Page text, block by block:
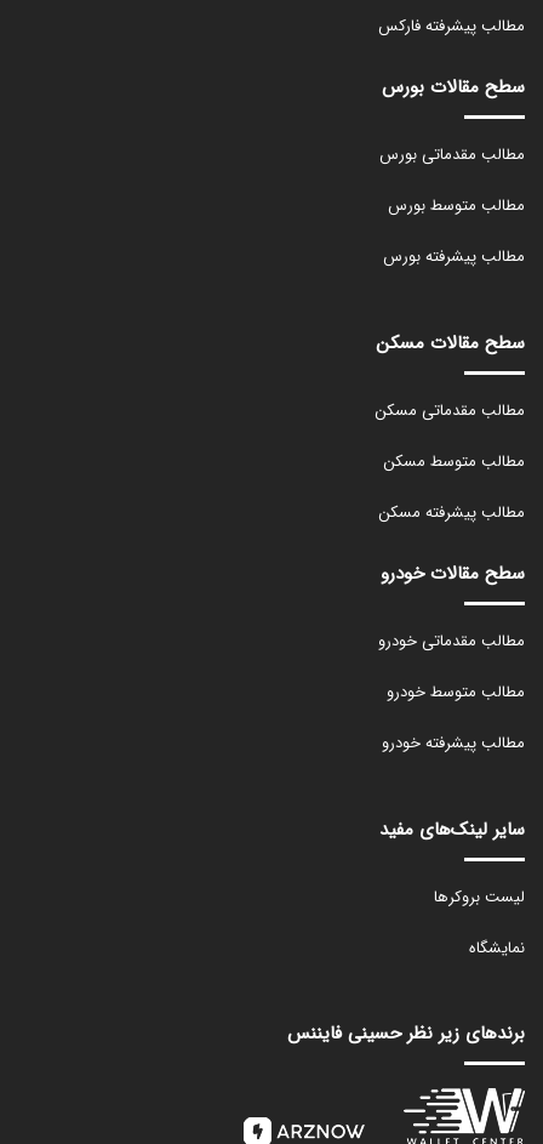
مطالب پیشرفته فارکس
سطح مقالات بورس
مطالب مقدماتی بورس
مطالب متوسط بورس
مطالب پیشرفته بورس
سطح مقالات مسکن
مطالب مقدماتی مسکن
مطالب متوسط مسکن
مطالب پیشرفته مسکن
سطح مقالات خودرو
مطالب مقدماتی خودرو
مطالب متوسط خودرو
مطالب پیشرفته خودرو
سایر لینک‌های مفید
لیست بروکرها
نمایشگاه
برندهای زیر نظر حسینی فایننس